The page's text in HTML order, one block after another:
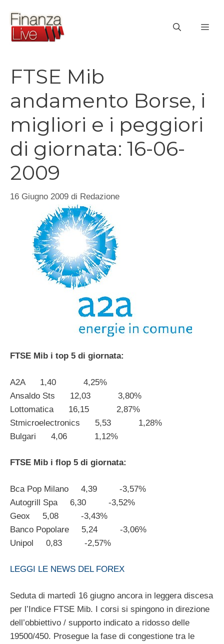
contenuto
FTSE Mib
andamento Borse, i
migliori e i peggiori
di giornata: 16-06-
2009
16 Giugno 2009 di Redazione
FTSE Mib i top 5 di giornata:
A2A 1,40 4,25%
Ansaldo Sts 12,03 3,80%
Lottomatica 16,15 2,87%
Stmicroelectronics 5,53 1,28%
Bulgari 4,06 1,12%
FTSE Mib i flop 5 di giornata:
Bca Pop Milano 4,39 -3,57%
Autogrill Spa 6,30 -3,52%
Geox 5,08 -3,43%
Banco Popolare 5,24 -3,06%
Unipol 0,83 -2,57%
LEGGI LE NEWS DEL FOREX
Seduta di martedì 16 giugno ancora in leggera discesa
per l’Indice FTSE Mib. I corsi si spingono in direzione
dell’obbiettivo / supporto indicato a ridosso delle
19500/450. Prosegue la fase di congestione tra le